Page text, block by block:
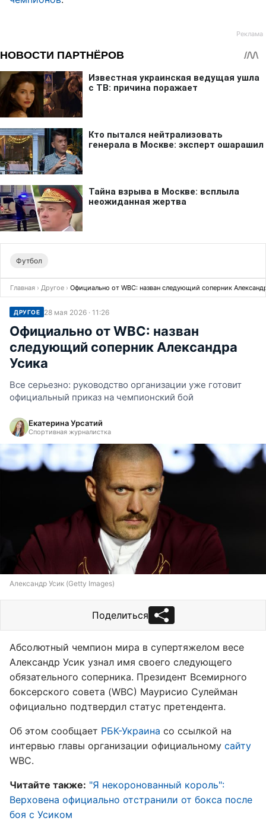
Футбол
Главная › Другое › Официально от WBC: назван следующий соперник
ДРУГОЕ 28 мая 2026 · 11:26
Официально от WBC: назван
следующий соперник Александра
Усика
Все серьезно: руководство организации уже готовит
официальный приказ на чемпионский бой
Екатерина Урсатий
Спортивная журналистка
Александр Усик (Getty Images)
Поделиться
Абсолютный чемпион мира в супертяжелом весе
Александр Усик узнал имя своего следующего
обязательного соперника. Президент Всемирного
боксерского совета (WBC) Маурисио Сулейман
официально подтвердил статус претендента.
Об этом сообщает РБК-Украина со ссылкой на
интервью главы организации официальному сайту
WBC.
Читайте также: "Я некоронованный король":
Верховена официально отстранили от бокса после
боя с Усиком